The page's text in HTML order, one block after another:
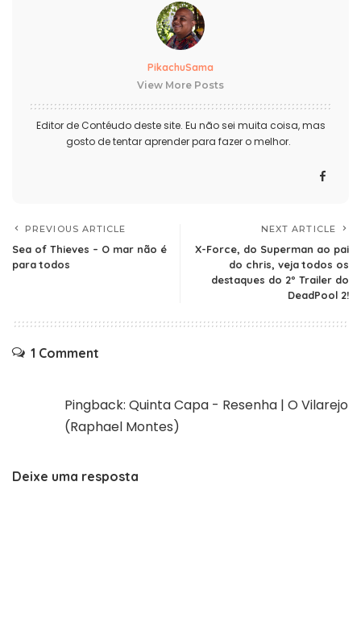
PikachuSama
View More Posts
Editor de Contéudo deste site. Eu não sei muita coisa, mas
gosto de tentar aprender para fazer o melhor.
PREVIOUS ARTICLE
Sea of Thieves – O mar não é
para todos
NEXT ARTICLE
X-Force, do Superman ao pai
do chris, veja todos os
destaques do 2º Trailer do
DeadPool 2!
1 Comment
Pingback: Quinta Capa - Resenha | O Vilarejo
(Raphael Montes)
Deixe uma resposta